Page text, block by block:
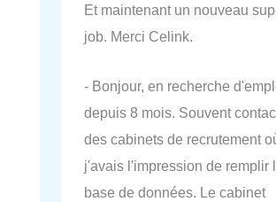
Et maintenant un nouveau
job. Merci Celink.
- Bonjour, en recherche
depuis 8 mois. Souvent
des cabinets de recrutement
j'avais l'impression de remplir
base de données. Le cabinet